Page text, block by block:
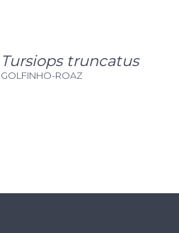
Tursiops truncatus
GOLFINHO-ROAZ